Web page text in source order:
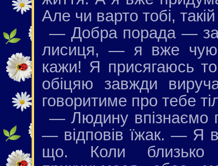
Але чи варто тобі,
— Добра порада —
лисиця, — я вже чую
кажи! Я присягаюсь
обіцяю завжди
говоритиме про тебе
— Людину впізнаємо
— відповів їжак. — Я
що. Коли близько